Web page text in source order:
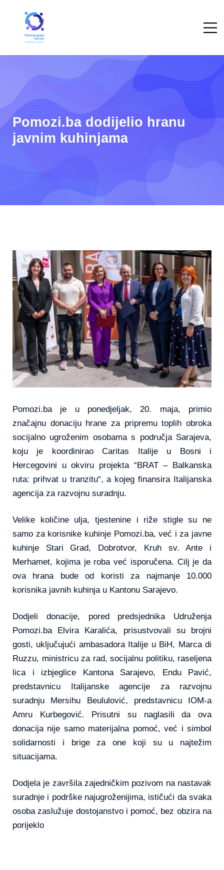
Pomozi.ba dodijelio hranu
javnim kuhinjama
Pomozi.ba je u ponedjeljak, 20. maja, primio
značajnu donaciju hrane za pripremu toplih obroka
socijalno ugroženim osobama s područja Sarajeva,
koju je koordinirao Caritas Italije u Bosni i
Hercegovini u okviru projekta “BRAT – Balkanska
ruta: prihvat u tranzitu“, a kojeg finansira Italijanska
agencija za razvojnu suradnju.
Velike količine ulja, tjestenine i riže stigle su ne
samo za korisnike kuhinje Pomozi.ba, već i za javne
kuhinje Stari Grad, Dobrotvor, Kruh sv. Ante i
Merhamet, kojima je roba već isporučena. Cilj je da
ova hrana bude od koristi za najmanje 10.000
korisnika javnih kuhinja u Kantonu Sarajevo.
Dodjeli donacije, pored predsjednika Udruženja
Pomozi.ba Elvira Karalića, prisustvovali su brojni
gosti, uključujući ambasadora Italije u BiH, Marca di
Ruzzu, ministricu za rad, socijalnu politiku, raseljena
lica i izbjeglice Kantona Sarajevo, Endu Pavić,
predstavnicu Italijanske agencije za razvojnu
suradnju Mersihu Beululović, predstavnicu IOM-a
Amru Kurbegović. Prisutni su naglasili da ova
donacija nije samo materijalna pomoć, već i simbol
solidarnosti i brige za one koji su u najtežim
situacijama.
Dodjela je završila zajedničkim pozivom na nastavak
suradnje i podrške najugroženijima, ističući da svaka
osoba zaslužuje dostojanstvo i pomoć, bez obzira na
porijeklo